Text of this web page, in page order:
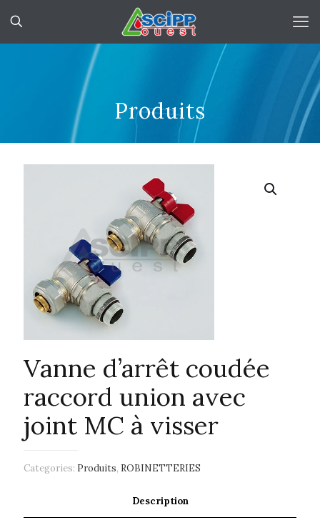
Produits
Vanne d’arrêt coudée
raccord union avec
joint MC à visser
Categories: Produits, ROBINETTERIES
Description